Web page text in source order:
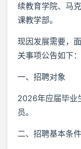
续教育学院、马
课教学部。
现因发展需要，
关事项公告如下：
一、招聘对象
2026年应届毕业
员。
二、招聘基本条件